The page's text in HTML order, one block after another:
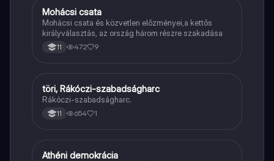
Töri
Mohácsi csata
Mohácsi csata és közvetlen előzményei,a kettős
királyválasztás, az ország három részre szakadása
11 472 9
Töri
töri, Rákóczi-szabadságharc
Rákóczi-szabadságharc.
11 654 1
Töri
Athéni demokrácia